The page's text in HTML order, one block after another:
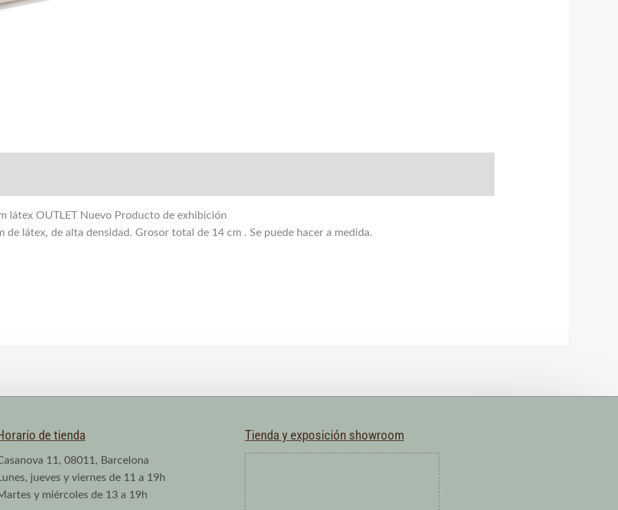
látex OUTLET Nuevo Producto de exhibición
de látex, de alta densidad. Grosor total de 14 cm . Se puede hacer a medida.
de tienda
11, 08011, Barcelona
jueves y viernes de 11 a 19h
y miércoles de 13 a 19h
Tienda y exposición showroom